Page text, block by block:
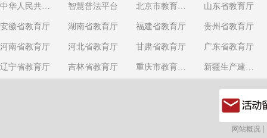
中华人民共和国教育部 智慧普法平台 北京市教育委员会 山东省教育厅
安徽省教育厅 湖南省教育厅 福建省教育厅 贵州省教育厅
河南省教育厅 河北省教育厅 甘肃省教育厅 广东省教育厅
辽宁省教育厅 吉林省教育厅 重庆市教育委员会 新疆生产建设兵团教育局
网站概况